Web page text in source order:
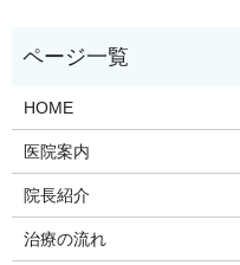
HOME
医院案内
院長紹介
治療の流れ